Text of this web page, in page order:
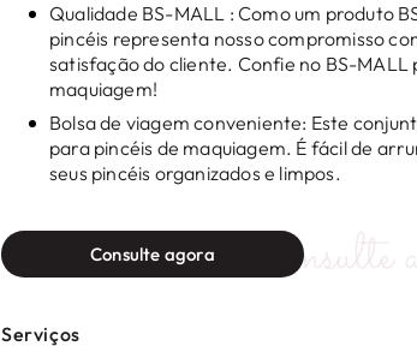
Qualidade BS-MALL : Como um produto
pincéis representa nosso compromisso
satisfação do cliente. Confie no BS-MALL
maquiagem!
Bolsa de viagem conveniente: Este
para pincéis de maquiagem. É fácil de
seus pincéis organizados e limpos.
Consulte agora Consulte
Serviços